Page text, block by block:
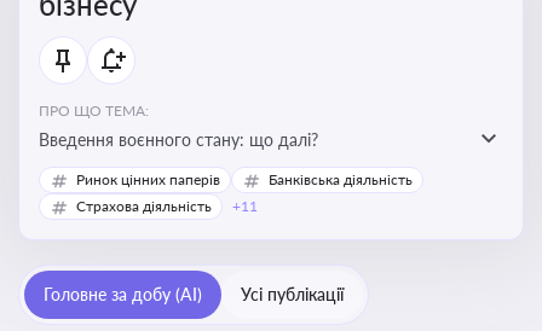
ПРО ЩО ТЕМА:
Введення воєнного стану: що далі?
Ринок цінних паперів
Банківська діяльність
Страхова діяльність
+11
Головне за добу (AI) Усі публікації